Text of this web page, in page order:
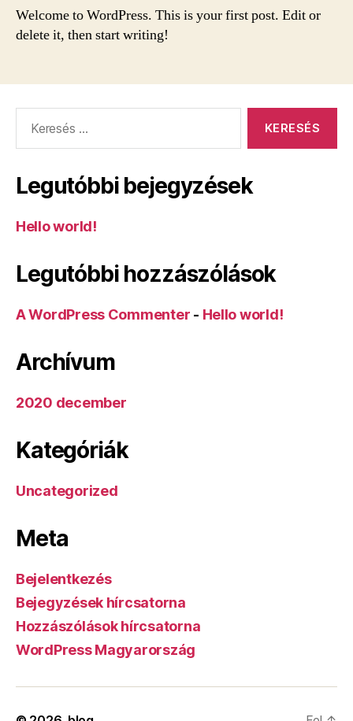
Welcome to WordPress. This is your first post. Edit or
delete it, then start writing!
Legutóbbi bejegyzések
Hello world!
Legutóbbi hozzászólások
A WordPress Commenter - Hello world!
Archívum
2020 december
Kategóriák
Uncategorized
Meta
Bejelentkezés
Bejegyzések hírcsatorna
Hozzászólások hírcsatorna
WordPress Magyarország